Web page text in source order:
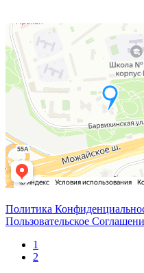
Политика
Пользовательское
1
2